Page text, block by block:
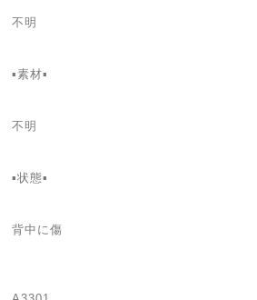
不明
▪️素材▪️
不明
▪️状態▪️
背中に傷